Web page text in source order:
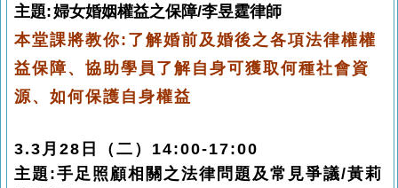
主題:婦女婚姻權益之保障/李昱霆律師
本堂課將教你:了解婚前及婚後之各項法律權權
益保障、協助學員了解自身可獲取何種社會資
源、如何保護自身權益
3.3月28日
（二）14:00-17:00
主題 :手足照顧相關之法律問題及常見爭議/黃莉